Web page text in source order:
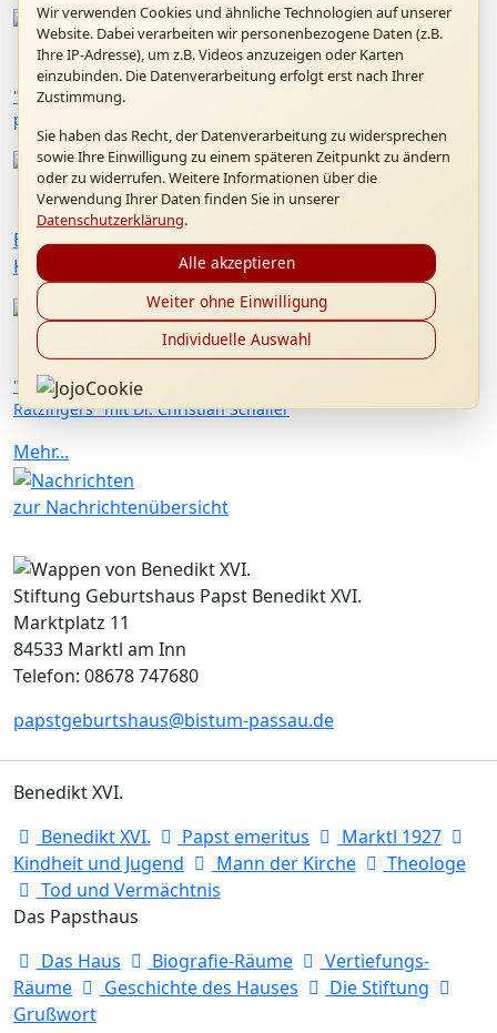
28.06.2026
"Kardinal Ratzinger als Präfekt der Glaubenskongregation:
persönliche Erinnerungen" mit P. Dr. Hermann Geißler FSO
23.05.2026
Besuch von Msgr. Christoph Huber, Generalpräses von
Kolping International
10.05.2026
"Aus meinem Leben - die autobiographischen Texte Joseph
Ratzingers" mit Dr. Christian Schaller
Mehr...
zur Nachrichtenübersicht
Stiftung Geburtshaus Papst Benedikt XVI.
Marktplatz 11
84533 Marktl am Inn
Telefon: 08678 747680
papstgeburtshaus@bistum-passau.de
Benedikt XVI.
Benedikt XVI.
Papst emeritus
Marktl 1927
Kindheit und Jugend
Mann der Kirche
Theologe
Tod und Vermächtnis
Das Papsthaus
Das Haus
Biografie-Räume
Vertiefungs-
Räume
Geschichte des Hauses
Die Stiftung
Grußwort
Wir verwenden Cookies und ähnliche Technologien auf unserer
Website. Dabei verarbeiten wir personenbezogene Daten (z.B.
Ihre IP-Adresse), um z.B. Videos anzuzeigen oder Karten
einzubinden. Die Datenverarbeitung erfolgt erst nach Ihrer
Zustimmung.
Sie haben das Recht, der Datenverarbeitung zu widersprechen
sowie Ihre Einwilligung zu einem späteren Zeitpunkt zu ändern
oder zu widerrufen. Weitere Informationen über die
Verwendung Ihrer Daten finden Sie in unserer
Datenschutzerklärung.
Alle akzeptieren
Weiter ohne Einwilligung
Individuelle Auswahl